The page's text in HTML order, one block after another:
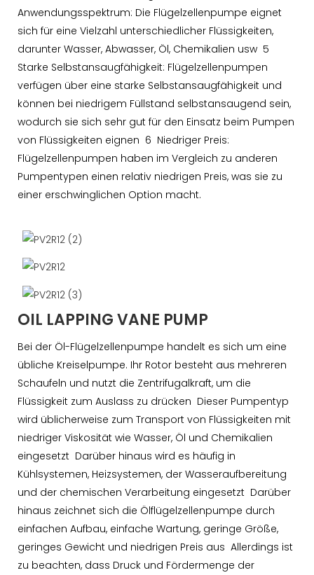
Anwendungsspektrum: Die Flügelzellenpumpe eignet
sich für eine Vielzahl unterschiedlicher Flüssigkeiten,
darunter Wasser, Abwasser, Öl, Chemikalien usw 5
Starke Selbstansaugfähigkeit: Flügelzellenpumpen
verfügen über eine starke Selbstansaugfähigkeit und
können bei niedrigem Füllstand selbstansaugend sein,
wodurch sie sich sehr gut für den Einsatz beim Pumpen
von Flüssigkeiten eignen 6 Niedriger Preis:
Flügelzellenpumpen haben im Vergleich zu anderen
Pumpentypen einen relativ niedrigen Preis, was sie zu
einer erschwinglichen Option macht.
OIL LAPPING VANE PUMP
Bei der Öl-Flügelzellenpumpe handelt es sich um eine
übliche Kreiselpumpe. Ihr Rotor besteht aus mehreren
Schaufeln und nutzt die Zentrifugalkraft, um die
Flüssigkeit zum Auslass zu drücken Dieser Pumpentyp
wird üblicherweise zum Transport von Flüssigkeiten mit
niedriger Viskosität wie Wasser, Öl und Chemikalien
eingesetzt Darüber hinaus wird es häufig in
Kühlsystemen, Heizsystemen, der Wasseraufbereitung
und der chemischen Verarbeitung eingesetzt Darüber
hinaus zeichnet sich die Ölflügelzellenpumpe durch
einfachen Aufbau, einfache Wartung, geringe Größe,
geringes Gewicht und niedrigen Preis aus Allerdings ist
zu beachten, dass Druck und Fördermenge der